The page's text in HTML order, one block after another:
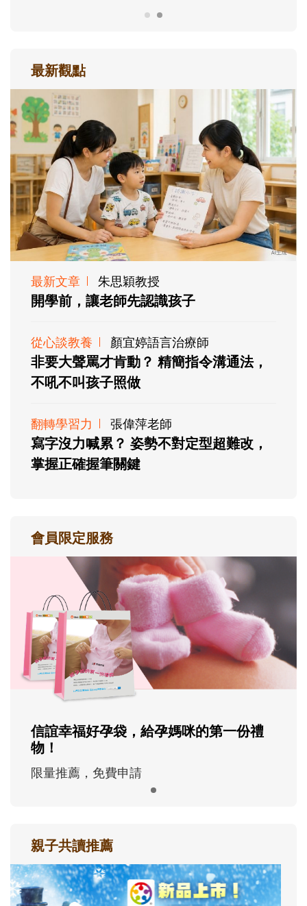
最新觀點
最新文章 朱思穎教授
開學前，讓老師先認識孩子
從心談教養 顏宜婷語言治療師
非要大聲罵才肯動？ 精簡指令溝通法，
不吼不叫孩子照做
翻轉學習力 張偉萍老師
寫字沒力喊累？ 姿勢不對定型超難改，
掌握正確握筆關鍵
會員限定服務
信誼幸福好孕袋，給孕媽咪的第一份禮
物！
限量推薦，免費申請
親子共讀推薦